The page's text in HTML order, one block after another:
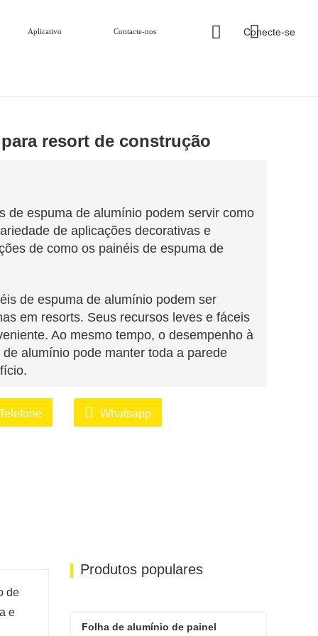
Aplicativo Contacte-nos Conecte-se
resort de construção
de espuma de alumínio podem servir como
de aplicações decorativas e
de como os painéis de espuma de
de espuma de alumínio podem ser
em resorts. Seus recursos leves e fáceis
Ao mesmo tempo, o desempenho à
alumínio pode manter toda a parede
do resort, painéis de espuma de alumínio
proporcionando bons efeitos de
como na confecção de tampos de
de design exclusivos aos
Whatsapp
de
e
Produtos populares
Folha de alumínio de painel